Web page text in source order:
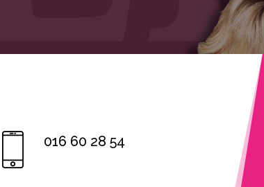
016 60 28 54